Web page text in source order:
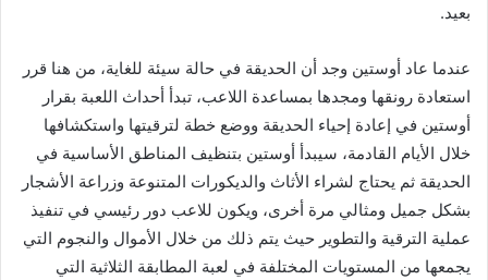
بعيد.
عندما عاد أوستين وجد أن الحديقة في حالة سيئة للغاية، من هنا قرر
استعادة رونقها ومجدها بمساعدة اللاعب، تبدأ أحداث اللعبة بقرار
أوستين في إعادة إحياء الحديقة ووضع خطة لترقيتها واستكشافها
خلال الأيام القادمة، سيبدأ أوستين بتنظيف المناطق الأساسية في
الحديقة ثم يحتاج لشراء الأثاث والديكورات المتنوعة وزراعة الأشجار
بشكل جميل ومثالي مرة أخرى، ويكون للاعب دور رئيسي في تنفيذ
عملية الترقية والتطوير حيث يتم ذلك من خلال الأموال والنجوم التي
يجمعها من المستويات المختلفة في لعبة المطابقة الثلاثية التي